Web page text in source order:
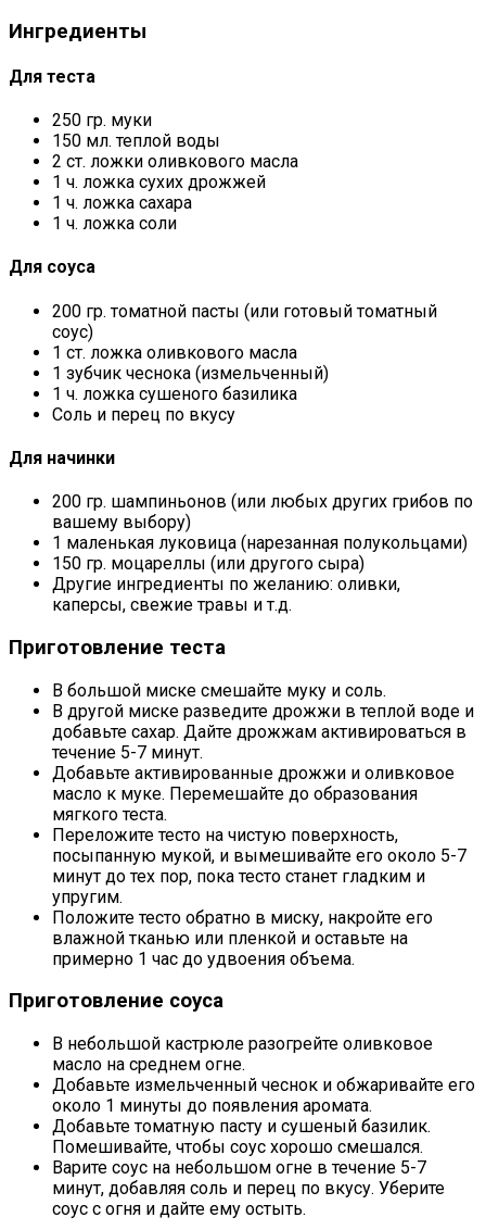
Ингредиенты
Для теста
250 гр. муки
150 мл. теплой воды
2 ст. ложки оливкового масла
1 ч. ложка сухих дрожжей
1 ч. ложка сахара
1 ч. ложка соли
Для соуса
200 гр. томатной пасты (или готовый томатный
соус)
1 ст. ложка оливкового масла
1 зубчик чеснока (измельченный)
1 ч. ложка сушеного базилика
Соль и перец по вкусу
Для начинки
200 гр. шампиньонов (или любых других грибов по
вашему выбору)
1 маленькая луковица (нарезанная полукольцами)
150 гр. моцареллы (или другого сыра)
Другие ингредиенты по желанию: оливки,
каперсы, свежие травы и т.д.
Приготовление теста
В большой миске смешайте муку и соль.
В другой миске разведите дрожжи в теплой воде и
добавьте сахар. Дайте дрожжам активироваться в
течение 5-7 минут.
Добавьте активированные дрожжи и оливковое
масло к муке. Перемешайте до образования
мягкого теста.
Переложите тесто на чистую поверхность,
посыпанную мукой, и вымешивайте его около 5-7
минут до тех пор, пока тесто станет гладким и
упругим.
Положите тесто обратно в миску, накройте его
влажной тканью или пленкой и оставьте на
примерно 1 час до удвоения объема.
Приготовление соуса
В небольшой кастрюле разогрейте оливковое
масло на среднем огне.
Добавьте измельченный чеснок и обжаривайте его
около 1 минуты до появления аромата.
Добавьте томатную пасту и сушеный базилик.
Помешивайте, чтобы соус хорошо смешался.
Варите соус на небольшом огне в течение 5-7
минут, добавляя соль и перец по вкусу. Уберите
соус с огня и дайте ему остыть.